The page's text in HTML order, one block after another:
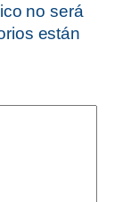
no será
están